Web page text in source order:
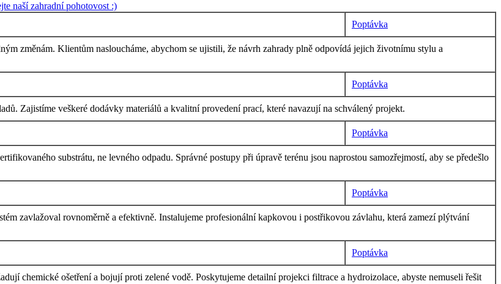
naší zahradní pohotovost :)
Poptávka
změnám. Klientům nasloucháme, abychom se ujistili, že návrh zahrady plně odpovídá jejich životnímu stylu a
Poptávka
Zajistíme veškeré dodávky materiálů a kvalitní provedení prací, které navazují na schválený projekt.
Poptávka
substrátu, ne levného odpadu. Správné postupy při úpravě terénu jsou naprostou samozřejmostí, aby se předešlo
Poptávka
zavlažoval rovnoměrně a efektivně. Instalujeme profesionální kapkovou i postřikovou závlahu, která zamezí plýtvání
Poptávka
chemické ošetření a bojují proti zelené vodě. Poskytujeme detailní projekci filtrace a hydroizolace, abyste nemuseli řešit